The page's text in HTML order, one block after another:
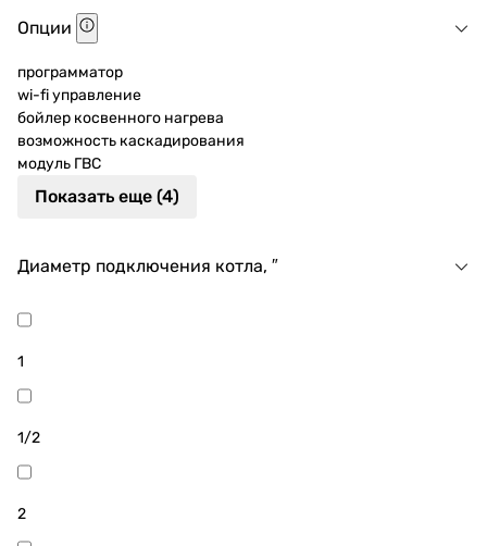
Опции
программатор
wi-fi управление
бойлер косвенного нагрева
возможность каскадирования
модуль ГВС
Показать еще (4)
Диаметр подключения котла, ″
1
1/2
2